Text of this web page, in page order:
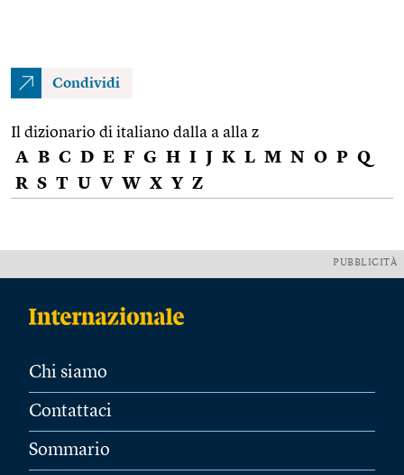
Condividi
Il dizionario di italiano dalla a alla z
A B C D E F G H I J K L M N O P Q
R S T U V W X Y Z
PUBBLICITÀ
Chi siamo
Contattaci
Sommario